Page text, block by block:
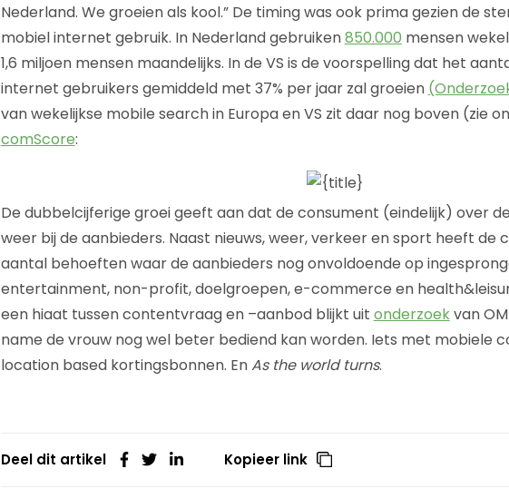
Nederland. We groeien als kool.” De timing was ook prima gezien de
mobiel internet gebruik. In Nederland gebruiken850.000 mensen
1,6 miljoen mensen maandelijks. In de VS is de voorspelling dat het
internet gebruikers gemiddeld met 37% per jaar zal groeien
van wekelijkse mobile search in Europa en VS zit daar nog boven (zie
comScore:
De dubbelcijferige groei geeft aan dat de consument (eindelijk) over
weer bij de aanbieders. Naast nieuws, weer, verkeer en sport heeft de
aantal behoeften waar de aanbieders nog onvoldoende op
entertainment, non-profit, doelgroepen, e-commerce en
een hiaat tussen contentvraag en –aanbod blijkt uit onderzoekvan
name de vrouw nog wel beter bediend kan worden. Iets met mobiele
location based kortingsbonnen. EnAs the world turns.
Deel dit artikel Kopieer link